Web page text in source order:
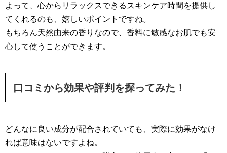
よって、心からリラックスできるスキンケア時間を提供し
てくれるのも、嬉しいポイントですね。
もちろん天然由来の香りなので、香料に敏感なお肌でも安
心して使うことができます。
口コミから効果や評判を探ってみた！
どんなに良い成分が配合されていても、実際に効果がなけ
れば意味はないですよね。